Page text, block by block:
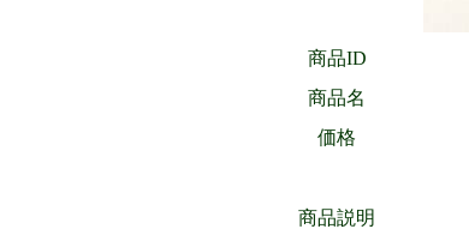
商品ID
商品名
価格
商品説明